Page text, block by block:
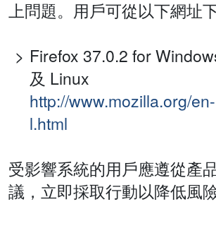
上問題。用戶可從以下網址
Firefox 37.0.2 for
及 Linux
http://www.mozilla.org/
l.html
受影響系統的用戶應遵從產
議，立即採取行動以降低風險